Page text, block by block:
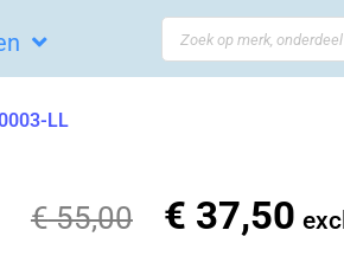
Search
...
LL
€55,00 € 37,50